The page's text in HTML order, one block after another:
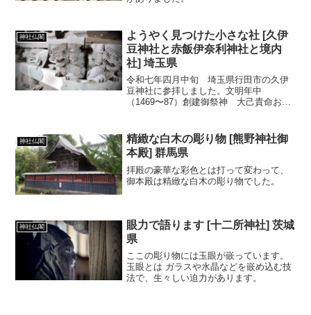
神社仏閣
ようやく見つけた小さな社 [久伊
豆神社と赤飯伊奈利神社と境内
社] 埼玉県
令和七年四月中旬 埼玉県行田市の久伊
豆神社に参拝しました。文明年中
（1469〜87）創建御祭神 大己貴命おお
と 素盞嗚命すさのおのみこと 奥津彦
命おきつひこのみこと 奥津...
神社仏閣
精緻な白木の彫り物 [熊野神社御
本殿] 群馬県
拝殿の豪華な彩色とは打って変わって、
御本殿は精緻な白木の彫り物でした。
神社仏閣
眼力で語ります [十二所神社] 茨城
県
ここの彫り物には玉眼が嵌っています。
玉眼とは ガラスや水晶などを嵌め込む技
法で、生々しい迫力があります。